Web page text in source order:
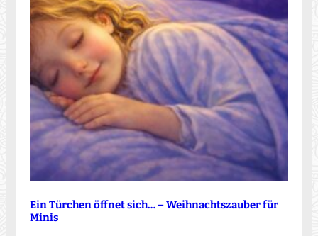
Ein Türchen öffnet sich… – Weihnachtszauber für
Minis